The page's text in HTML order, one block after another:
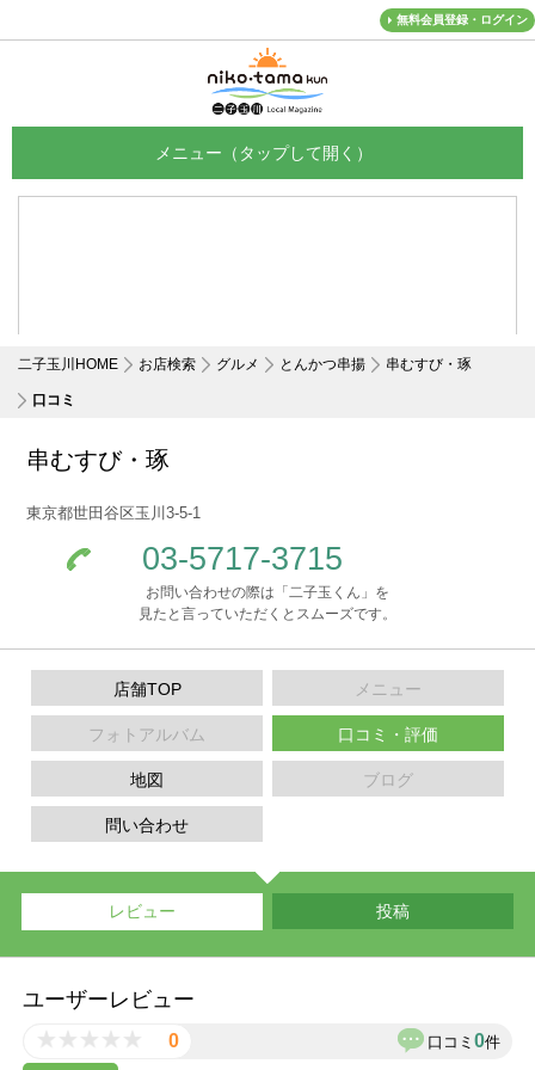
無料会員登録・ログイン
二子玉川HOME お店検索 グルメ とんかつ串揚 串むすび・琢
口コミ
串むすび・琢
東京都世田谷区玉川3-5-1
03-5717-3715
お問い合わせの際は「二子玉くん」を
見たと言っていただくとスムーズです。
店舗TOP メニュー
フォトアルバム 口コミ・評価
地図 ブログ
問い合わせ
レビュー 投稿
ユーザーレビュー
0 口コミ 0件
メニュー